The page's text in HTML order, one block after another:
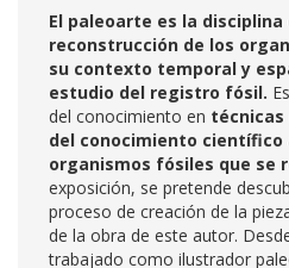
El paleoarte es la
reconstrucción de los
su contexto temporal y
estudio del registro fósil.
del conocimiento en técnicas
del conocimiento científico
organismos fósiles que se
exposición, se pretende
proceso de creación de la
de la obra de este autor.
trabajado como ilustrador